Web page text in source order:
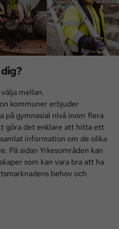
mellan.
kommuner erbjuder
på gymnasial nivå inom flera
göra det enklare att hitta ett
information om de olika
På sidan Yrkesområden kan
som kan vara bra att ha
behov och